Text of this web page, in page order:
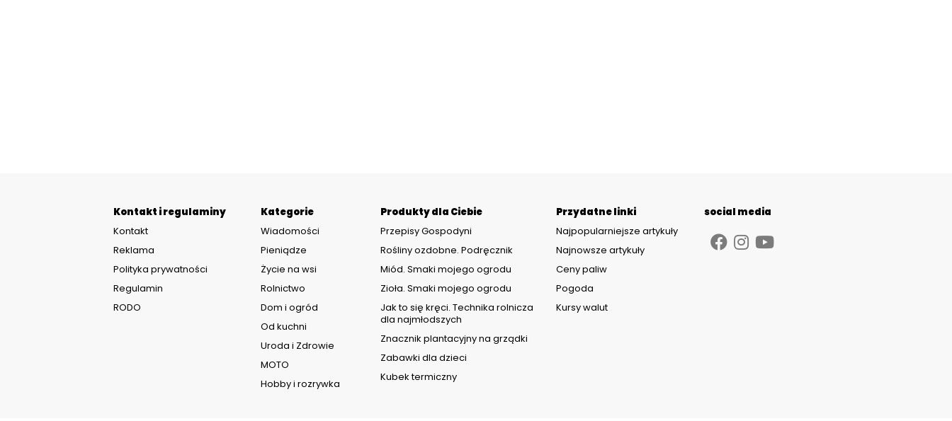
Kontakt i regulaminy
Kontakt
Reklama
Polityka prywatności
Regulamin
RODO
Kategorie
Wiadomości
Pieniądze
Życie na wsi
Rolnictwo
Dom i ogród
Od kuchni
Uroda i Zdrowie
MOTO
Hobby i rozrywka
Produkty dla Ciebie
Przepisy Gospodyni
Rośliny ozdobne. Podręcznik
Miód. Smaki mojego ogrodu
Zioła. Smaki mojego ogrodu
Jak to się kręci. Technika rolnicza
dla najmłodszych
Znacznik plantacyjny na grządki
Zabawki dla dzieci
Kubek termiczny
Przydatne linki
Najpopularniejsze artykuły
Najnowsze artykuły
Ceny paliw
Pogoda
Kursy walut
social media